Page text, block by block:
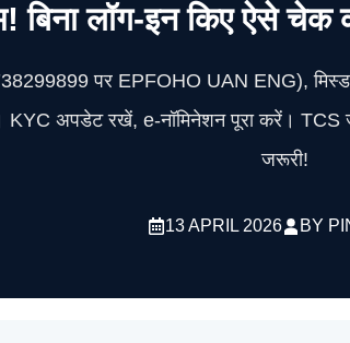
लॉग-इन किए ऐसे
पर EPFOHO UAN ENG),
अपडेट रखें, e-नॉमिनेशन पूरा करें। TCS
जरूरी!
13 APRIL 2026 BY